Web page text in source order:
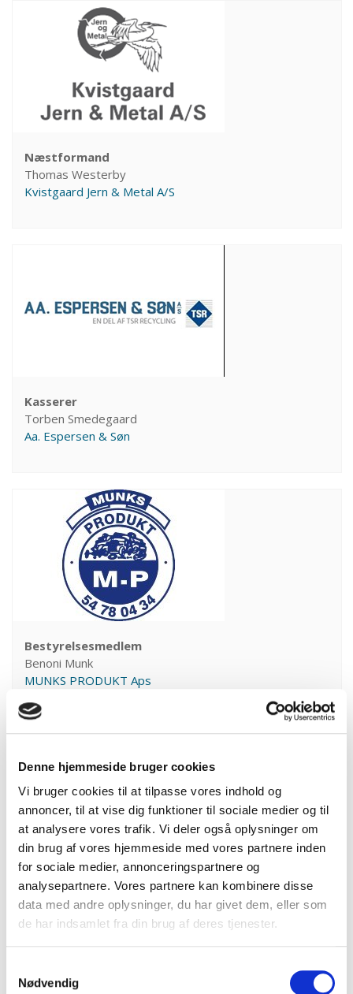
Denne hjemmeside bruger cookies
Vi bruger cookies til at tilpasse vores indhold og
annoncer, til at vise dig funktioner til sociale medier og til
at analysere vores trafik. Vi deler også oplysninger om
din brug af vores hjemmeside med vores partnere inden
for sociale medier, annonceringspartnere og
analysepartnere. Vores partnere kan kombinere disse
data med andre oplysninger, du har givet dem, eller som
de har indsamlet fra din brug af deres tjenester.
Nødvendig
Næstformand
Thomas Westerby
Kvistgaard Jern & Metal A/S
Kasserer
Torben Smedegaard
Aa. Espersen & Søn
Bestyrelsesmedlem
Benoni Munk
MUNKS PRODUKT Aps
Bestyrelsesmedlem
Flemming Nørgaard Hansen
Aalborg Recycling Aps